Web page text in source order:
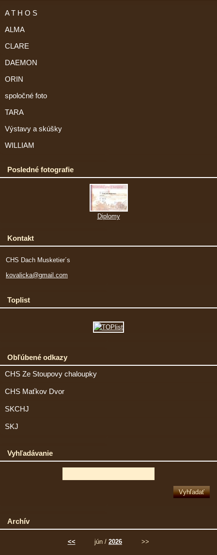
A T H O S
ALMA
CLARE
DAEMON
ORIN
spoločné foto
TARA
Výstavy a skúšky
WILLIAM
Posledné fotografie
Diplomy
Kontakt
CHS Dach Musketier´s
kovalicka@gmail.com
Toplist
Obľúbené odkazy
CHS Ze Stoupovy chaloupky
CHS Maťkov Dvor
SKCHJ
SKJ
Vyhľadávanie
Archív
<< jún / 2026 >>